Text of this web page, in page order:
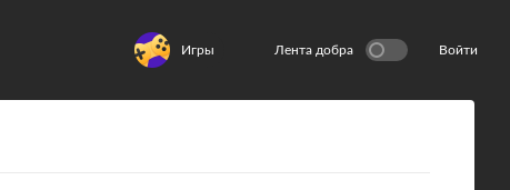
Игры Лента добра Войти